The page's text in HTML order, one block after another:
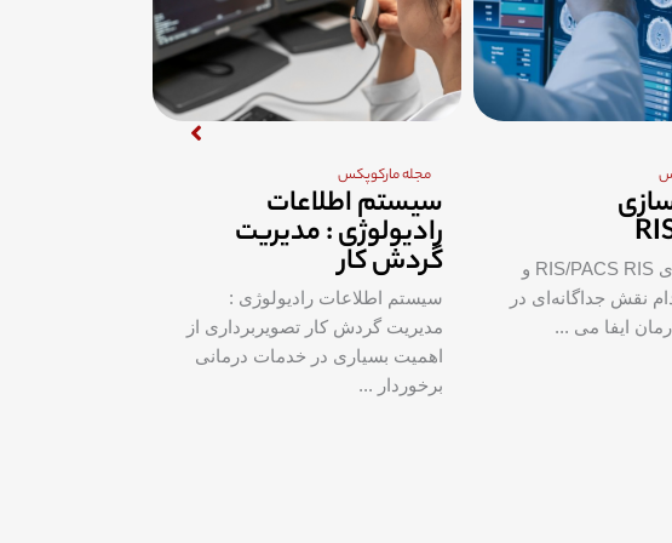
: مدیریت
رادیولوژی :
کار تصویربرداری از
مجله مارکوپکس
Hanging Protocol
پروتکل نمایش Hanging چیست؟
تصویربرداری پزشکی، به محموعه‌ای
از قوانین و ...